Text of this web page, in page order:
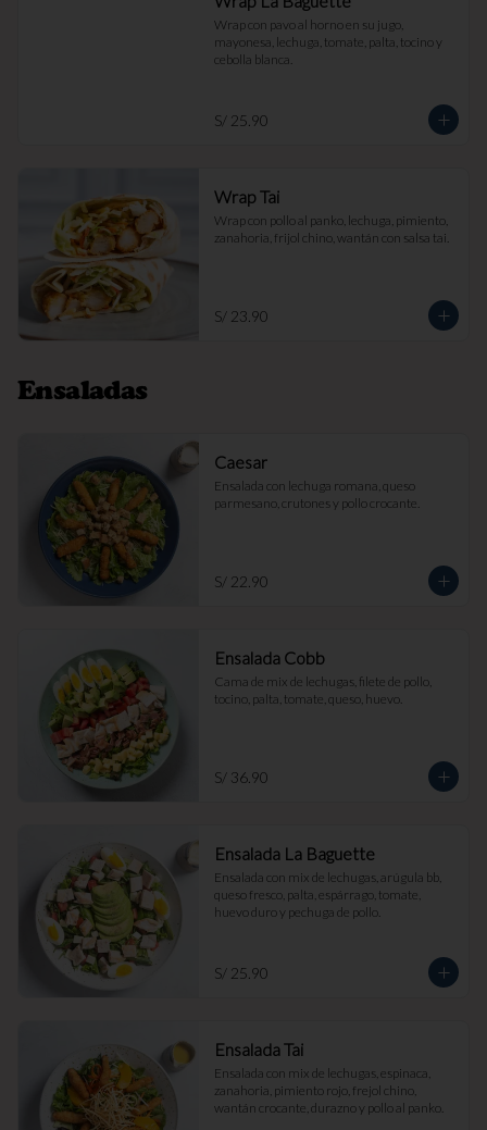
Wrap con pavo al horno en su jugo,
mayonesa, lechuga, tomate, palta, tocino y
cebolla blanca.
S/ 25.90
Wrap Tai
Wrap con pollo al panko, lechuga, pimiento,
zanahoria, frijol chino, wantán con salsa tai.
S/ 23.90
Ensaladas
Caesar
Ensalada con lechuga romana, queso
parmesano, crutones y pollo crocante.
S/ 22.90
Ensalada Cobb
Cama de mix de lechugas, filete de pollo,
tocino, palta, tomate, queso, huevo.
S/ 36.90
Ensalada La Baguette
Ensalada con mix de lechugas, arúgula bb,
queso fresco, palta, espárrago, tomate,
huevo duro y pechuga de pollo.
S/ 25.90
Ensalada Tai
Ensalada con mix de lechugas, espinaca,
zanahoria, pimiento rojo, frejol chino,
wantán crocante, durazno y pollo al panko.